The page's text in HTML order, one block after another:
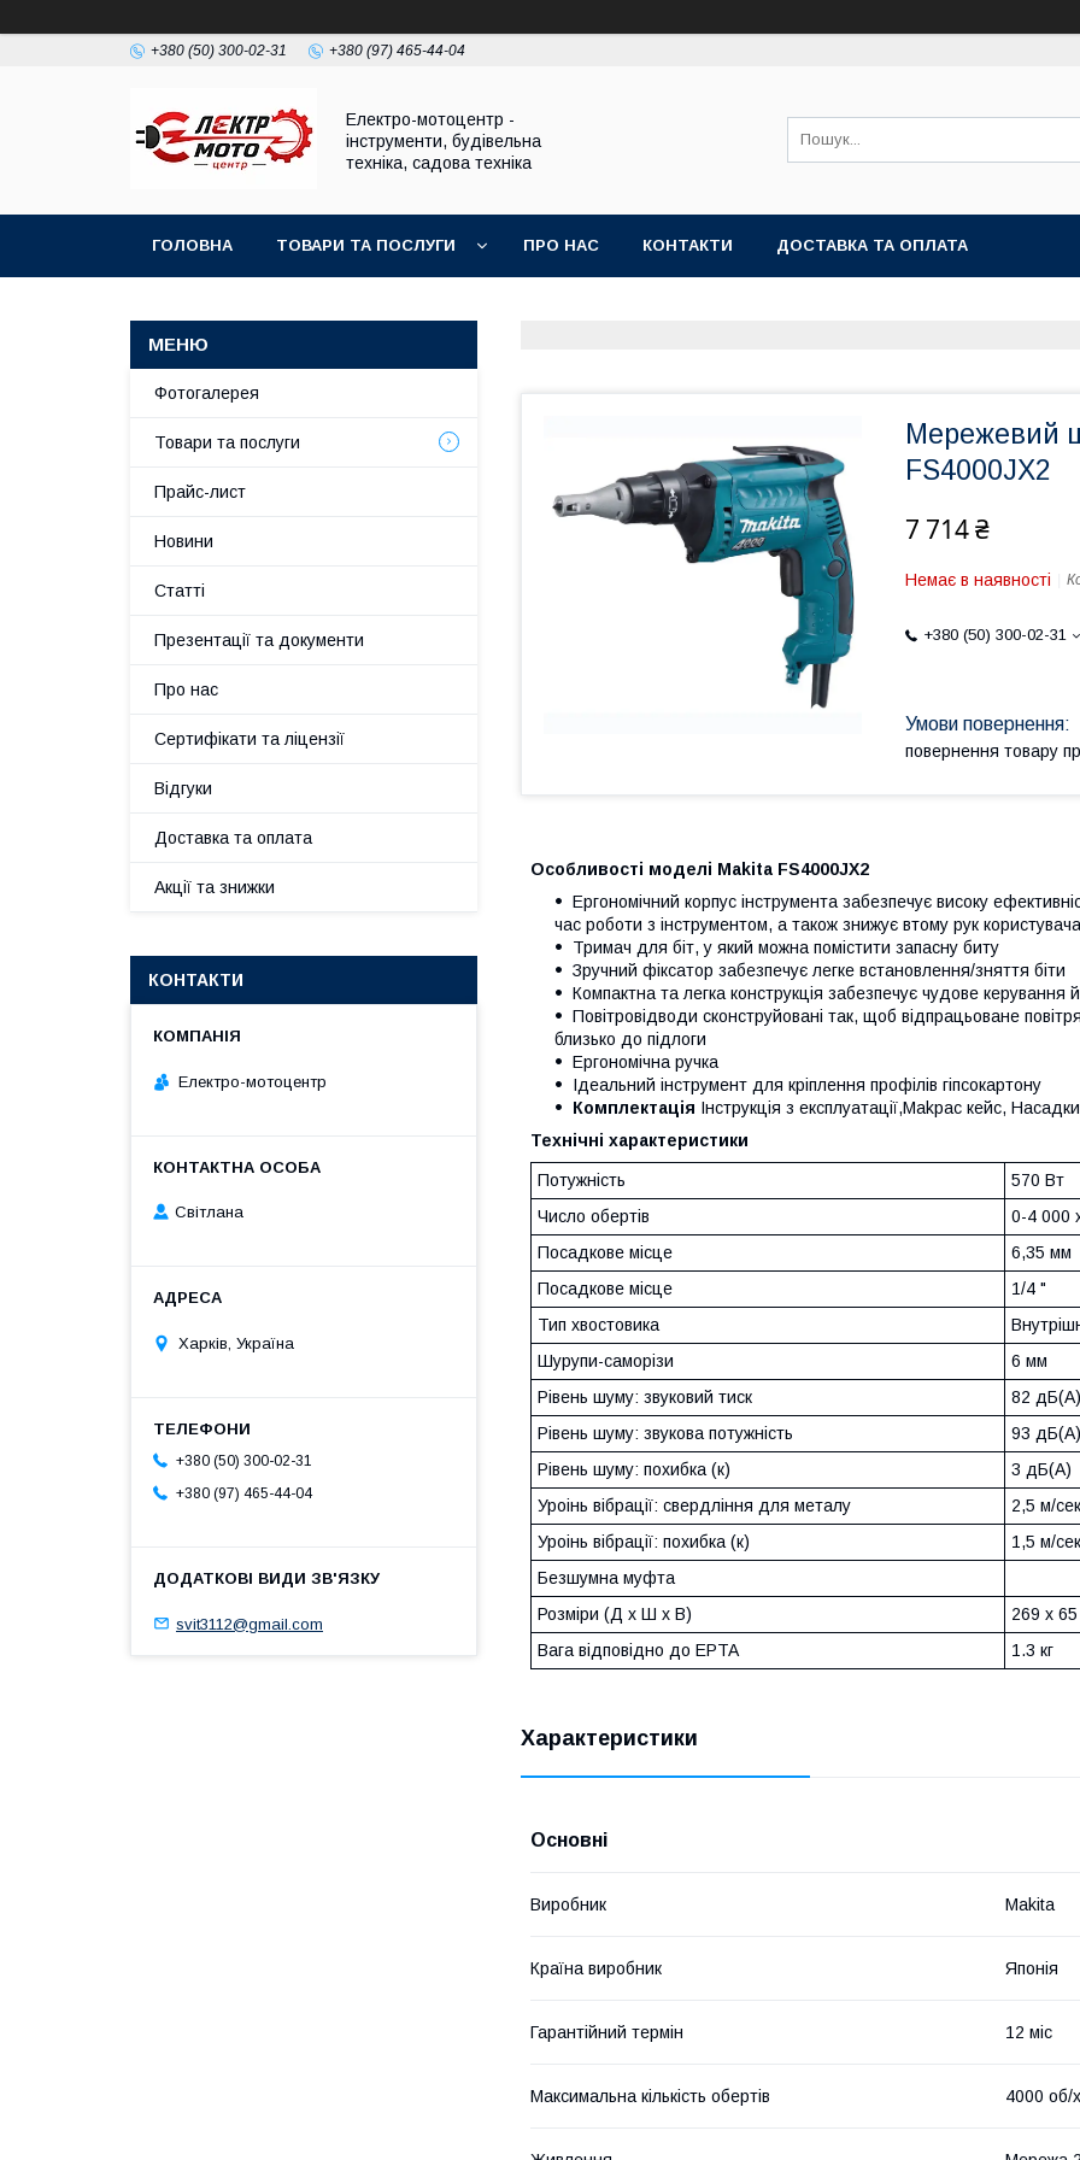
+380 (50) 300-02-31 +380 (97) 465-44-04
Електро-мотоцентр -
інструменти, будівельна
техніка, садова техніка
ГОЛОВНА ТОВАРИ ТА ПОСЛУГИ ПРО НАС КОНТАКТИ ДОСТАВКА ТА ОПЛАТА
Мережевий
FS4000JX2
7 714 ₴
Немає в наявності
+380 (50) 300-02-31
повернення товару
Особливості моделі Makita FS4000JX2
Ергономічний корпус інструмента забезпечує високу
час роботи з інструментом, а також знижує втому рук користувача
Тримач для біт, у який можна помістити запасну биту
Зручний фіксатор забезпечує легке встановлення/зняття біти
Компактна та легка конструкція забезпечує чудове керування
Повітровідводи сконструйовані так, щоб відпрацьоване
близько до підлоги
Ергономічна ручка
Ідеальний інструмент для кріплення профілів гіпсокартону
Комплектація Інструкція з експлуатації,Makpac кейс,
Технічні характеристики
Потужність
570 Вт
Число обертів
0-4 000
Посадкове місце
6,35 мм
Посадкове місце
1/4 "
Тип хвостовика
Шурупи-саморізи
6 мм
Рівень шуму: звуковий тиск
82 дБ(А)
Рівень шуму: звукова потужність
93 дБ(А)
Рівень шуму: похибка (к)
3 дБ(А)
Уроінь вібрації: свердління для металу
2,5 м/
Уроінь вібрації: похибка (к)
1,5 м/
Безшумна муфта
Розміри (Д х Ш х В)
269 x
Вага відповідно до EPTA
1.3 кг
Характеристики
Основні
Виробник Makita
Країна виробник Японія
Гарантійний термін 12 міс
Максимальна кількість обертів 4000 об/
Фотогалерея
Товари та послуги
Прайс-лист
Новини
Статті
Презентації та документи
Про нас
Сертифікати та ліцензії
Відгуки
Доставка та оплата
Акції та знижки
КОНТАКТИ
Електро-мотоцентр
Світлана
Харків, Україна
+380 (50) 300-02-31
+380 (97) 465-44-04
svit3112@gmail.com